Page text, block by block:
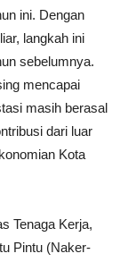
ini. Dengan
langkah ini
sebelumnya.
mencapai
masih berasal
dari luar
Kota
Tenaga Kerja,
Pintu (Naker-